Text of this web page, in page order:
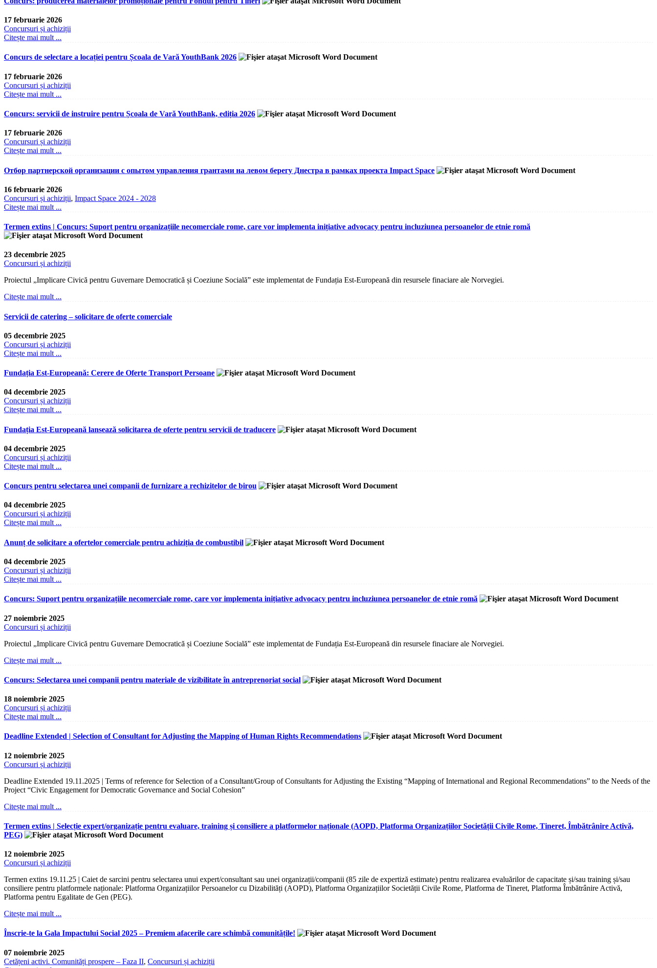
17 februarie 2026
Concursuri și achiziții
Citește mai mult ...
Concurs de selectare a locației pentru Școala de Vară YouthBank 2026
17 februarie 2026
Concursuri și achiziții
Citește mai mult ...
Concurs: servicii de instruire pentru Școala de Vară YouthBank, ediția 2026
17 februarie 2026
Concursuri și achiziții
Citește mai mult ...
Отбор партнерской организации с опытом управления грантами на левом берегу Днестра в рамках проекта Impact Space
16 februarie 2026
Concursuri și achiziții, Impact Space 2024 - 2028
Citește mai mult ...
Termen extins | Concurs: Suport pentru organizațiile necomerciale rome, care vor implementa inițiative advocacy pentru incluziunea persoanelor de etnie romă
23 decembrie 2025
Concursuri și achiziții
Proiectul „Implicare Civică pentru Guvernare Democratică și Coeziune Socială” este implementat de Fundația Est-Europeană din resursele finaciare ale Norvegiei.
Citește mai mult ...
Servicii de catering – solicitare de oferte comerciale
05 decembrie 2025
Concursuri și achiziții
Citește mai mult ...
Fundația Est-Europeană: Cerere de Oferte Transport Persoane
04 decembrie 2025
Concursuri și achiziții
Citește mai mult ...
Fundația Est-Europeană lansează solicitarea de oferte pentru servicii de traducere
04 decembrie 2025
Concursuri și achiziții
Citește mai mult ...
Concurs pentru selectarea unei companii de furnizare a rechizitelor de birou
04 decembrie 2025
Concursuri și achiziții
Citește mai mult ...
Anunț de solicitare a ofertelor comerciale pentru achiziția de combustibil
04 decembrie 2025
Concursuri și achiziții
Citește mai mult ...
Concurs: Suport pentru organizațiile necomerciale rome, care vor implementa inițiative advocacy pentru incluziunea persoanelor de etnie romă
27 noiembrie 2025
Concursuri și achiziții
Proiectul „Implicare Civică pentru Guvernare Democratică și Coeziune Socială” este implementat de Fundația Est-Europeană din resursele finaciare ale Norvegiei.
Citește mai mult ...
Concurs: Selectarea unei companii pentru materiale de vizibilitate în antreprenoriat social
18 noiembrie 2025
Concursuri și achiziții
Citește mai mult ...
Deadline Extended | Selection of Consultant for Adjusting the Mapping of Human Rights Recommendations
12 noiembrie 2025
Concursuri și achiziții
Deadline Extended 19.11.2025 | Terms of reference for Selection of a Consultant/Group of Consultants for Adjusting the Existing “Mapping of International and Regional Recommendations” to the Needs of the
Project “Civic Engagement for Democratic Governance and Social Cohesion”
Citește mai mult ...
Termen extins | Selecție expert/organizație pentru evaluare, training și consiliere a platformelor naționale (AOPD, Platforma Organizațiilor Societății Civile Rome, Tineret, Îmbătrânire Activă,
PEG)
12 noiembrie 2025
Concursuri și achiziții
Termen extins 19.11.25 | Caiet de sarcini pentru selectarea unui expert/consultant sau unei organizații/companii (85 zile de expertiză estimate) pentru realizarea evaluărilor de capacitate și/sau training și/sau
consiliere pentru platformele naționale: Platforma Organizațiilor Persoanelor cu Dizabilități (AOPD), Platforma Organizațiilor Societății Civile Rome, Platforma de Tineret, Platforma Îmbătrânire Activă,
Platforma pentru Egalitate de Gen (PEG).
Citește mai mult ...
Înscrie-te la Gala Impactului Social 2025 – Premiem afacerile care schimbă comunitățile!
07 noiembrie 2025
Cetățeni activi. Comunități prospere – Faza II, Concursuri și achiziții